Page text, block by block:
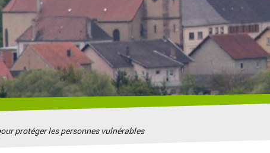
protéger les personnes vulnérables